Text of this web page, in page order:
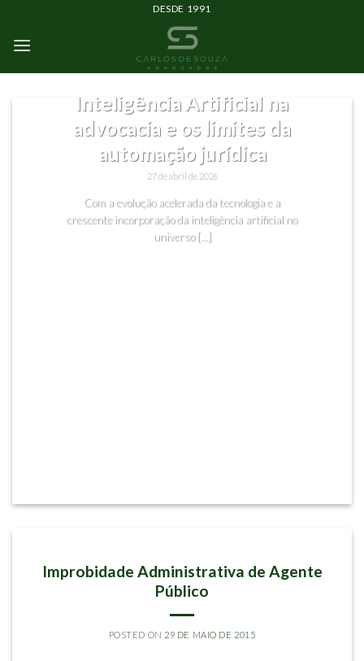
DESDE 1991
Inteligência Artificial na
advocacia e os limites da
automação jurídica
27 de abril de 2026
Com a evolução acelerada da tecnologia e a
crescente incorporação da inteligência artificial no
universo [...]
Improbidade Administrativa de Agente
Público
POSTED ON 29 DE MAIO DE 2015